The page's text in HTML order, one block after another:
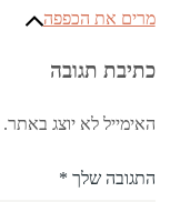
מרים את הכפפה
כתיבת תגובה
האימייל לא יוצג באתר.
התגובה שלך *